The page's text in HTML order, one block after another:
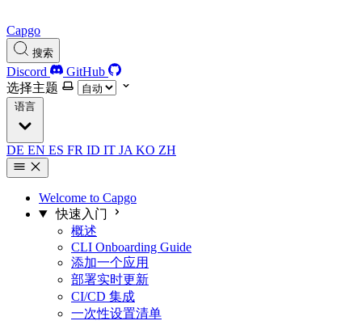
Capgo
搜索
Discord
GitHub
选择主题
语言
DE EN ES FR ID IT JA KO ZH
Welcome to Capgo
快速入门
概述
CLI Onboarding Guide
添加一个应用
部署实时更新
CI/CD 集成
一次性设置清单